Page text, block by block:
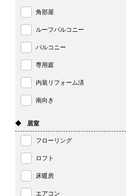
角部屋
ルーフバルコニー
バルコニー
専用庭
内装リフォーム済
南向き
◆ 居室
フローリング
ロフト
床暖房
エアコン